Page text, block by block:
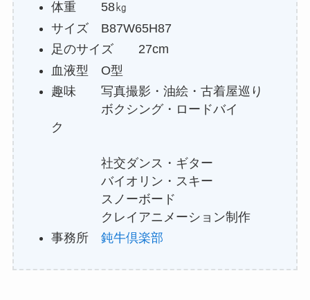
体重 58㎏
サイズ B87W65H87
足のサイズ 27cm
血液型 O型
趣味 写真撮影・油絵・古着屋巡り
ボクシング・ロードバイ
ク
社交ダンス・ギター
バイオリン・スキー
スノーボード
クレイアニメーション制作
事務所 鈍牛倶楽部